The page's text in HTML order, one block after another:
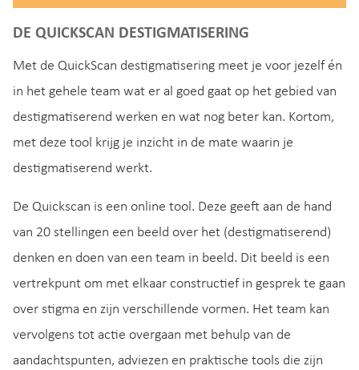
DE QUICKSCAN DESTIGMATISERING
Met de QuickScan destigmatisering meet je voor jezelf én
in het gehele team wat er al goed gaat op het gebied van
destigmatiserend werken en wat nog beter kan. Kortom,
met deze tool krijg je inzicht in de mate waarin je
destigmatiserend werkt.
De Quickscan is een online tool. Deze geeft aan de hand
van 20 stellingen een beeld over het (destigmatiserend)
denken en doen van een team in beeld. Dit beeld is een
vertrekpunt om met elkaar constructief in gesprek te gaan
over stigma en zijn verschillende vormen. Het team kan
vervolgens tot actie overgaan met behulp van de
aandachtspunten, adviezen en praktische tools die zijn